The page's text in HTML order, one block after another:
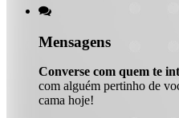

Mensagens
Converse com quem te
com alguém pertinho de
cama hoje!